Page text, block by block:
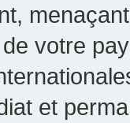
votre
et